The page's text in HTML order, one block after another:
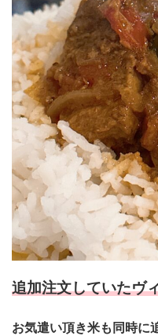
追加注文していたヴ
お気遣い頂き米も同時に